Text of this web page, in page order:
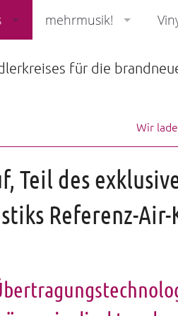
mehrmusik!
Wundervoller Klang
Vernünftige Preise
Guter Klang & gutes
Kontakt
Teil des
Referenz-